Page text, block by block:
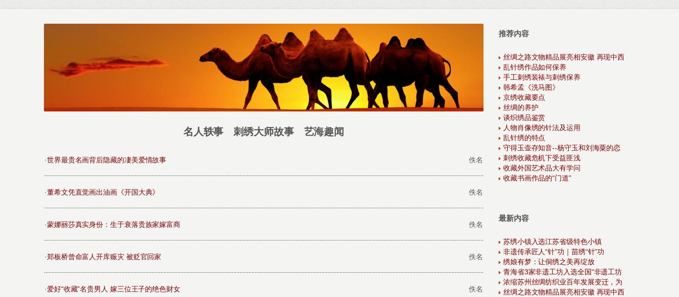
名人轶事 刺绣大师故事 艺海趣闻
·世界最贵名画背后隐藏的凄美爱情故事 佚名
·董希文凭直觉画出油画《开国大典》 佚名
·蒙娜丽莎真实身份：生于衰落贵族家嫁富商 佚名
·郑板桥曾命富人开库赈灾 被贬官回家 佚名
·爱好“收藏”名贵男人 嫁三位王子的绝色财女 佚名
推荐内容
丝绸之路文物精品展亮相安徽 再现中西
乱针绣作品如何保养
手工刺绣装裱与刺绣保养
韩希孟《洗马图》
京绣收藏要点
丝绸的养护
谈织绣品鉴赏
人物肖像绣的针法及运用
乱针绣的特点
守得玉壶存知音--杨守玉和刘海粟的恋
刺绣收藏危机下受益匪浅
收藏外国艺术品大有学问
收藏书画作品的“门道”
最新内容
苏绣小镇入选江苏省级特色小镇
非遗传承匠人“针”功｜苗绣“针”功
绣娘有梦：让侗绣之美再绽放
青海省3家非遗工坊入选全国“非遗工坊
浓缩苏州丝绸纺织业百年发展变迁，为
丝绸之路文物精品展亮相安徽 再现中西